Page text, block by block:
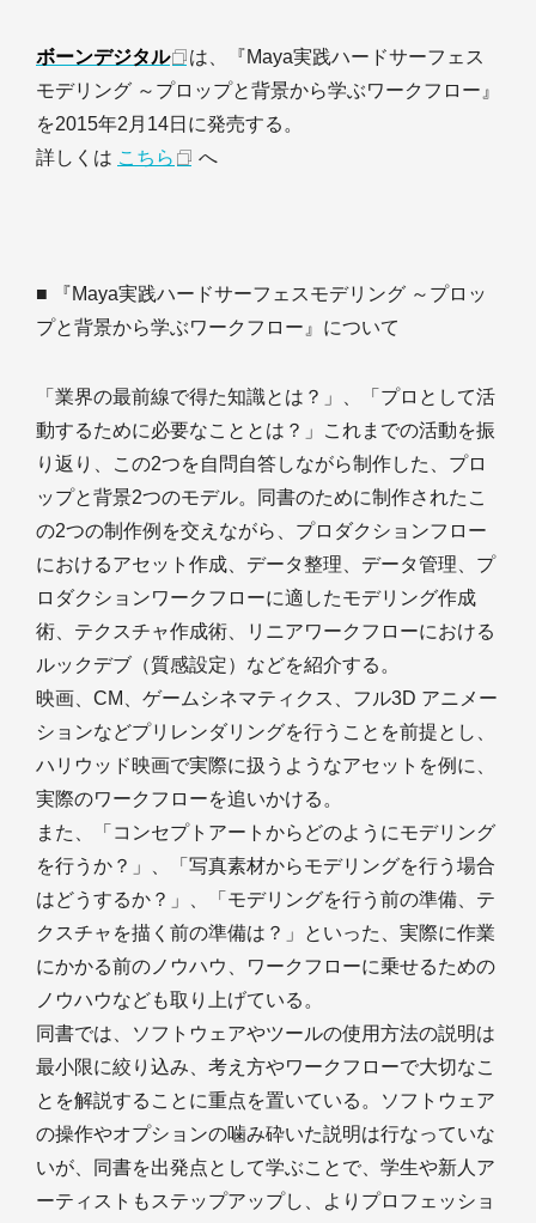
ボーンデジタル
は、『Maya実践ハードサーフェス
モデリング ～プロップと背景から学ぶワークフロー』
を2015年2月14日に発売する。
詳しくは こちら へ
■ 『Maya実践ハードサーフェスモデリング ～プロッ
プと背景から学ぶワークフロー』について
「業界の最前線で得た知識とは？」、「プロとして活
動するために必要なこととは？」これまでの活動を振
り返り、この2つを自問自答しながら制作した、プロ
ップと背景2つのモデル。同書のために制作されたこ
の2つの制作例を交えながら、プロダクションフロー
におけるアセット作成、データ整理、データ管理、プ
ロダクションワークフローに適したモデリング作成
術、テクスチャ作成術、リニアワークフローにおける
ルックデブ（質感設定）などを紹介する。
映画、CM、ゲームシネマティクス、フル3D アニメー
ションなどプリレンダリングを行うことを前提とし、
ハリウッド映画で実際に扱うようなアセットを例に、
実際のワークフローを追いかける。
また、「コンセプトアートからどのようにモデリング
を行うか？」、「写真素材からモデリングを行う場合
はどうするか？」、「モデリングを行う前の準備、テ
クスチャを描く前の準備は？」といった、実際に作業
にかかる前のノウハウ、ワークフローに乗せるための
ノウハウなども取り上げている。
同書では、ソフトウェアやツールの使用方法の説明は
最小限に絞り込み、考え方やワークフローで大切なこ
とを解説することに重点を置いている。ソフトウェア
の操作やオプションの噛み砕いた説明は行なっていな
いが、同書を出発点として学ぶことで、学生や新人ア
ーティストもステップアップし、よりプロフェッショ